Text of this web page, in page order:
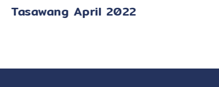
Tasawang April 2022